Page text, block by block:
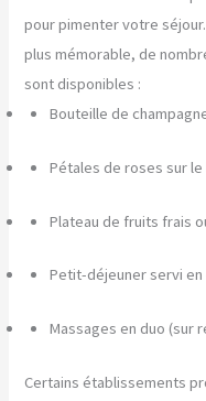
pour pimenter votre
plus mémorable, de
sont disponibles :
Bouteille de
Pétales de roses sur
Plateau de fruits frais
Petit-déjeuner servi en
Massages en duo (sur
Certains établissements